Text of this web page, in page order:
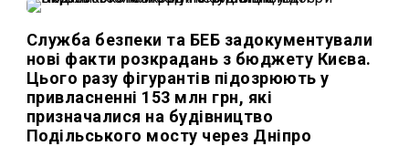
Служба безпеки та БЕБ задокументували
нові факти розкрадань з бюджету Києва.
Цього разу фігурантів підозрюють у
привласненні 153 млн грн, які
призначалися на будівництво
Подільського мосту через Дніпро